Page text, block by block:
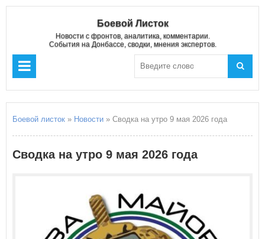
Боевой Листок
Новости с фронтов, аналитика, комментарии.
События на Донбассе, сводки, мнения экспертов.
Боевой листок » Новости » Сводка на утро 9 мая 2026 года
Сводка на утро 9 мая 2026 года